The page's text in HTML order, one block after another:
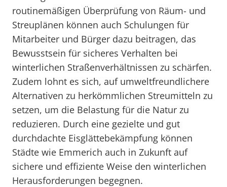
routinemäßigen Überprüfung von Räum- und
Streuplänen können auch Schulungen für
Mitarbeiter und Bürger dazu beitragen, das
Bewusstsein für sicheres Verhalten bei
winterlichen Straßenverhältnissen zu schärfen.
Zudem lohnt es sich, auf umweltfreundlichere
Alternativen zu herkömmlichen Streumitteln zu
setzen, um die Belastung für die Natur zu
reduzieren. Durch eine gezielte und gut
durchdachte Eisglättebekämpfung können
Städte wie Emmerich auch in Zukunft auf
sichere und effiziente Weise den winterlichen
Herausforderungen begegnen.